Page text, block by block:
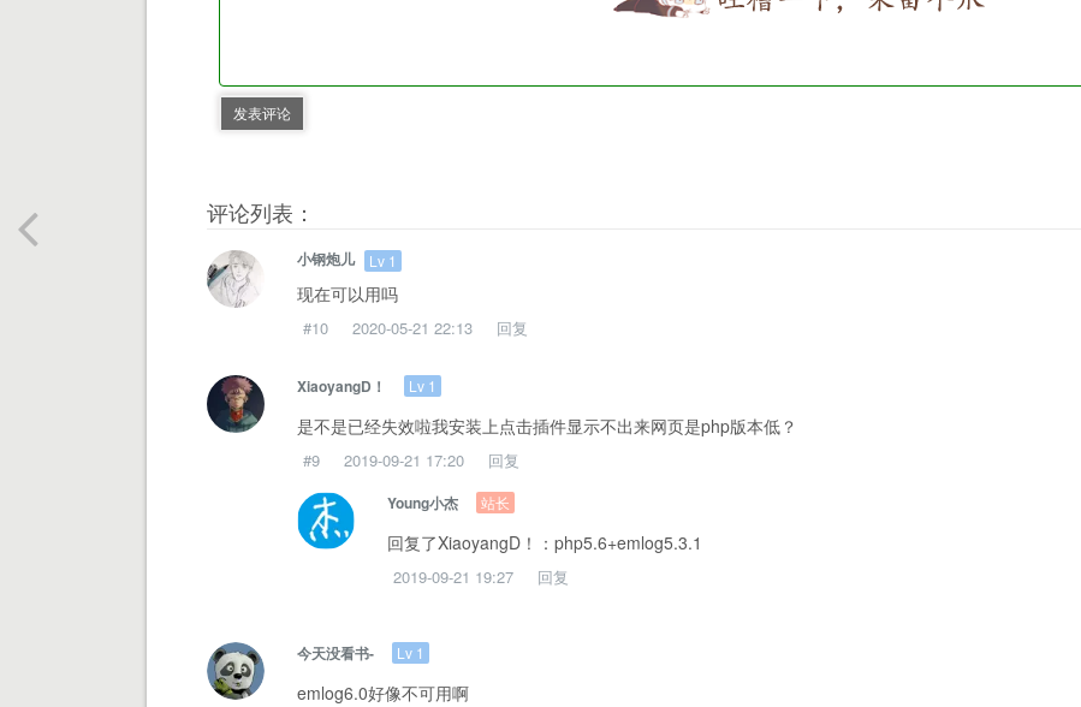
发表评论
评论列表：
小钢炮儿 Lv 1
现在可以用吗
#10 2020-05-21 22:13 回复
XiaoyangD！ Lv 1
是不是已经失效啦我安装上点击插件显示不出来网页是php版本低？
#9 2019-09-21 17:20 回复
Young小杰 站长
回复了XiaoyangD！：php5.6+emlog5.3.1
2019-09-21 19:27 回复
今天没看书- Lv 1
emlog6.0好像不可用啊